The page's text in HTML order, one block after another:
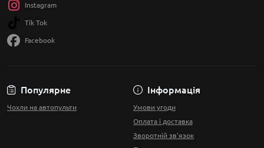
Популярне
Чохли на автопульти
Інформація
Умови угоди
Оплата і доставка
Зворотній зв'язок
Instagram
Tik Tok
Facebook